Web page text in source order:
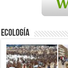
Ecología